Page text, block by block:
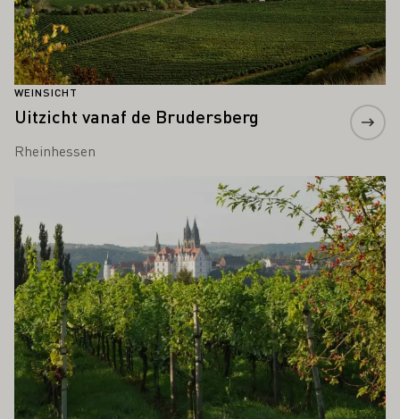
WEINSICHT
Uitzicht vanaf de Brudersberg
Rheinhessen